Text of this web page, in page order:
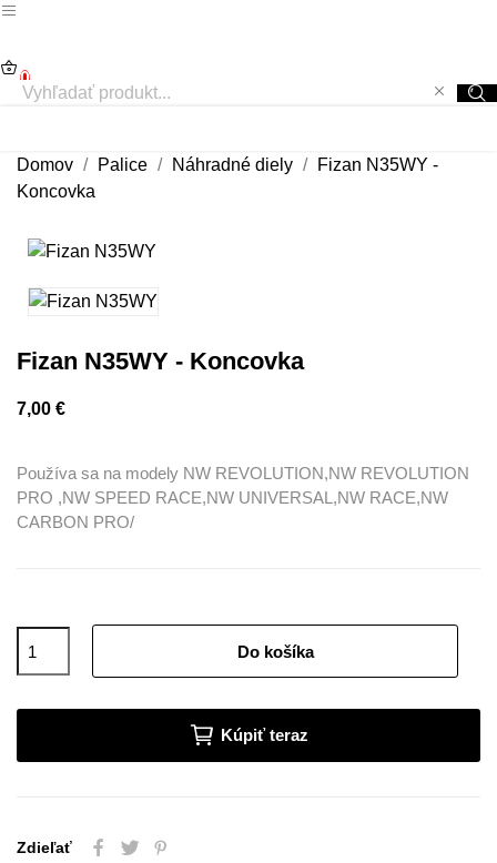
0
Domov Palice Náhradné diely
Fizan N35WY -
Koncovka
Fizan N35WY - Koncovka
7,00 €
Používa sa na modely NW REVOLUTION,NW REVOLUTION
PRO ,NW SPEED RACE,NW UNIVERSAL,NW RACE,NW
CARBON PRO/
Do košíka
Kúpiť teraz
Zdieľať